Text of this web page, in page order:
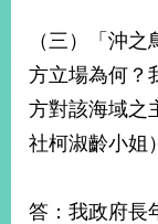
（三）「沖
方立場為何？
方對該海域之
社柯淑齡小姐）
答：我政府長